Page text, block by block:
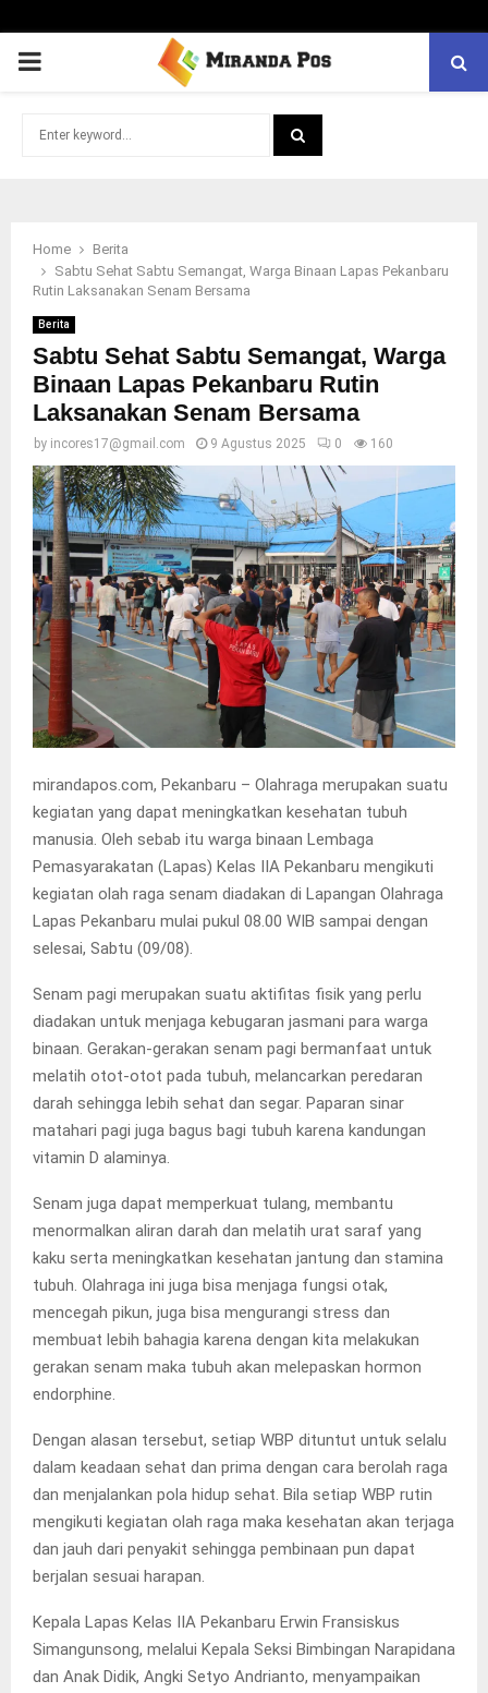
PRIMARY
Home
Berita
Sabtu Sehat Sabtu Semangat, Warga Binaan Lapas Pekanbaru
Rutin Laksanakan Senam Bersama
Berita
Sabtu Sehat Sabtu Semangat, Warga
Binaan Lapas Pekanbaru Rutin
Laksanakan Senam Bersama
by incores17@gmail.com 9 Agustus 2025 0 160
mirandapos.com, Pekanbaru – Olahraga merupakan suatu
kegiatan yang dapat meningkatkan kesehatan tubuh
manusia. Oleh sebab itu warga binaan Lembaga
Pemasyarakatan (Lapas) Kelas IIA Pekanbaru mengikuti
kegiatan olah raga senam diadakan di Lapangan Olahraga
Lapas Pekanbaru mulai pukul 08.00 WIB sampai dengan
selesai, Sabtu (09/08).
Senam pagi merupakan suatu aktifitas fisik yang perlu
diadakan untuk menjaga kebugaran jasmani para warga
binaan. Gerakan-gerakan senam pagi bermanfaat untuk
melatih otot-otot pada tubuh, melancarkan peredaran
darah sehingga lebih sehat dan segar. Paparan sinar
matahari pagi juga bagus bagi tubuh karena kandungan
vitamin D alaminya.
Senam juga dapat memperkuat tulang, membantu
menormalkan aliran darah dan melatih urat saraf yang
kaku serta meningkatkan kesehatan jantung dan stamina
tubuh. Olahraga ini juga bisa menjaga fungsi otak,
mencegah pikun, juga bisa mengurangi stress dan
membuat lebih bahagia karena dengan kita melakukan
gerakan senam maka tubuh akan melepaskan hormon
endorphine.
Dengan alasan tersebut, setiap WBP dituntut untuk selalu
dalam keadaan sehat dan prima dengan cara berolah raga
dan menjalankan pola hidup sehat. Bila setiap WBP rutin
mengikuti kegiatan olah raga maka kesehatan akan terjaga
dan jauh dari penyakit sehingga pembinaan pun dapat
berjalan sesuai harapan.
Kepala Lapas Kelas IIA Pekanbaru Erwin Fransiskus
Simangunsong, melalui Kepala Seksi Bimbingan Narapidana
dan Anak Didik, Angki Setyo Andrianto, menyampaikan